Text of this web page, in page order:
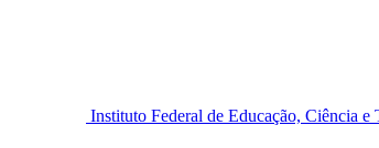
Instituto Federal de Educação, Ciência